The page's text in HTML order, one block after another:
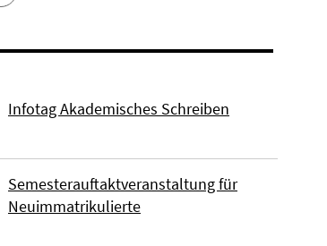
Infotag Akademisches Schreiben
Semesterauftaktveranstaltung für
Neuimmatrikulierte